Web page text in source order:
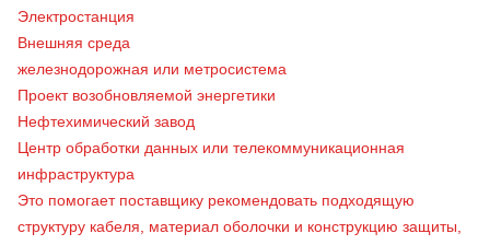
Электростанция
Внешняя среда
железнодорожная или метросистема
Проект возобновляемой энергетики
Нефтехимический завод
Центр обработки данных или телекоммуникационная
инфраструктура
Это помогает поставщику рекомендовать подходящую
структуру кабеля, материал оболочки и конструкцию защиты,